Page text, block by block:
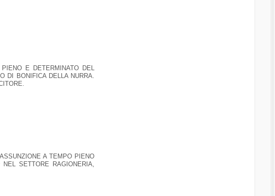
E DETERMINATO DEL
DI BONIFICA DELLA NURRA.
A TEMPO PIENO
SETTORE RAGIONERIA,